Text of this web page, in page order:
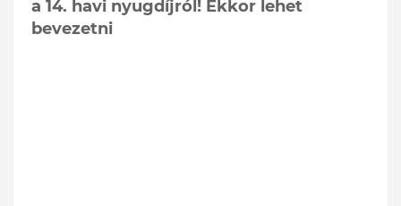
a 14. havi nyugdíjról! Ekkor lehet
bevezetni